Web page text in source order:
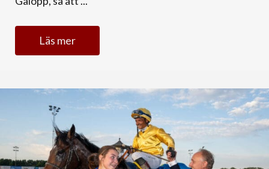
Läs mer